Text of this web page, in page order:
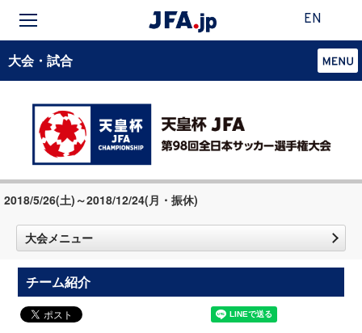
EN
大会・試合
2018/5/26(土)～2018/12/24(月・振休)
大会メニュー
チーム紹介